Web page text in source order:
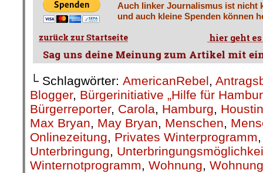
Auch linker Journalismus ist nicht
und auch kleine Spenden können
└ Schlagwörter: AmericanRebel,
Blogger, Bürgerinitiative „Hilfe für
Bürgerreporter, Carola, Hamburg,
Max Bryan, May Bryan, Menschen,
Onlinezeitung, Privates Winterprogramm
Unterbringung,
Winternotprogramm, Wohnung,